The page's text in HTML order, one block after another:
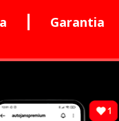
Garantia